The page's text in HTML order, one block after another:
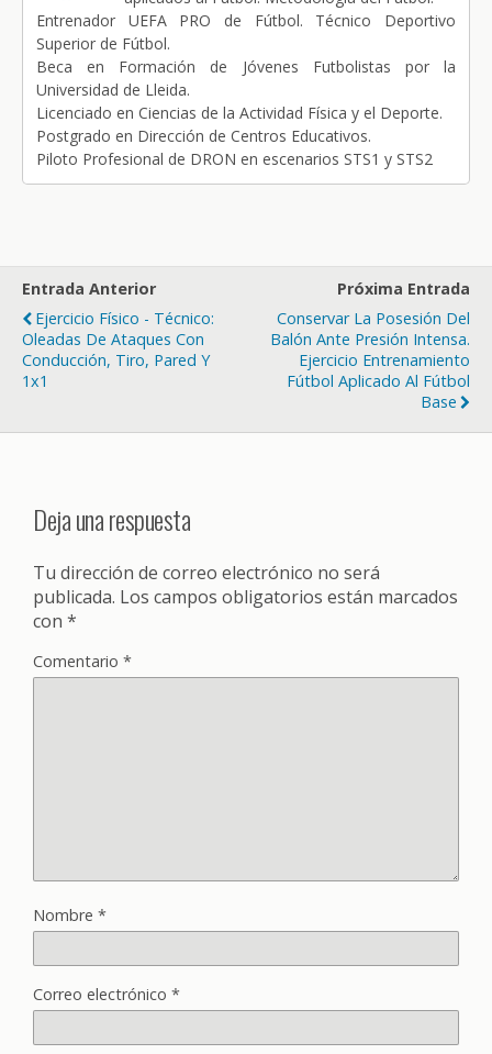
Entrenador UEFA PRO de Fútbol. Técnico Deportivo
Superior de Fútbol.
Beca en Formación de Jóvenes Futbolistas por la
Universidad de Lleida.
Licenciado en Ciencias de la Actividad Física y el Deporte.
Postgrado en Dirección de Centros Educativos.
Piloto Profesional de DRON en escenarios STS1 y STS2
Entrada Anterior
Ejercicio Físico - Técnico:
Oleadas De Ataques Con
Conducción, Tiro, Pared Y
1x1
Próxima Entrada
Conservar La Posesión Del
Balón Ante Presión Intensa.
Ejercicio Entrenamiento
Fútbol Aplicado Al Fútbol
Base
Deja una respuesta
Tu dirección de correo electrónico no será
publicada. Los campos obligatorios están marcados
con *
Comentario *
Nombre *
Correo electrónico *